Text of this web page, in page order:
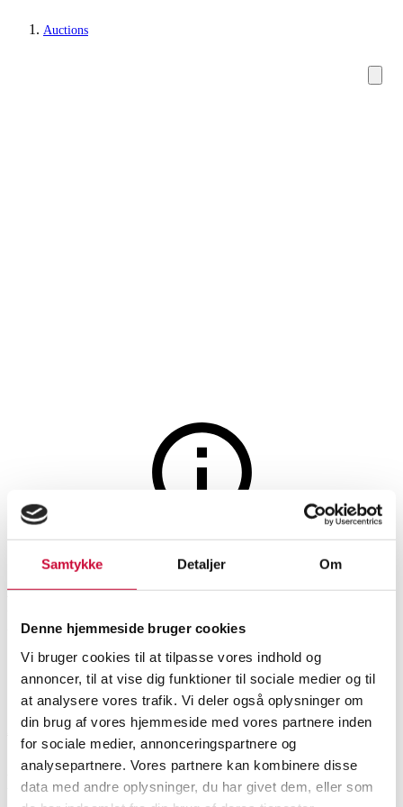
Samtykke Detaljer Om
Denne hjemmeside bruger cookies
Vi bruger cookies til at tilpasse vores indhold og
annoncer, til at vise dig funktioner til sociale medier og til
at analysere vores trafik. Vi deler også oplysninger om
din brug af vores hjemmeside med vores partnere inden
for sociale medier, annonceringspartnere og
analysepartnere. Vores partnere kan kombinere disse
data med andre oplysninger, du har givet dem, eller som
Auctions
Older pictorial arts
The auction is closed
Alexander Schmidt. Winter
landscape with hunter
SHOWROOM
Aarhus
ESTIMATE
DKK 1,500
ITEM NUMBER
6587206
Description